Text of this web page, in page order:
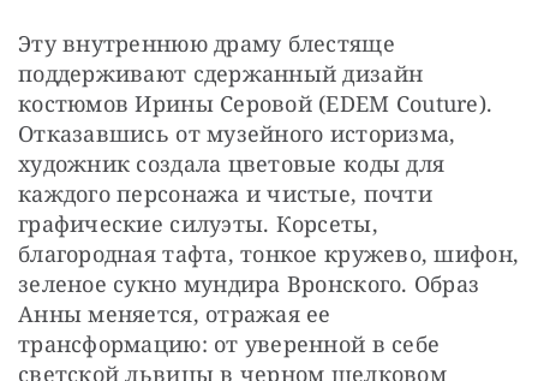
Эту внутреннюю драму блестяще
поддерживают сдержанный дизайн
костюмов Ирины Серовой (EDEM Couture).
Отказавшись от музейного историзма,
художник создала цветовые коды для
каждого персонажа и чистые, почти
графические силуэты. Корсеты,
благородная тафта, тонкое кружево, шифон,
зеленое сукно мундира Вронского. Образ
Анны меняется, отражая ее
трансформацию: от уверенной в себе
светской львицы в черном шелковом